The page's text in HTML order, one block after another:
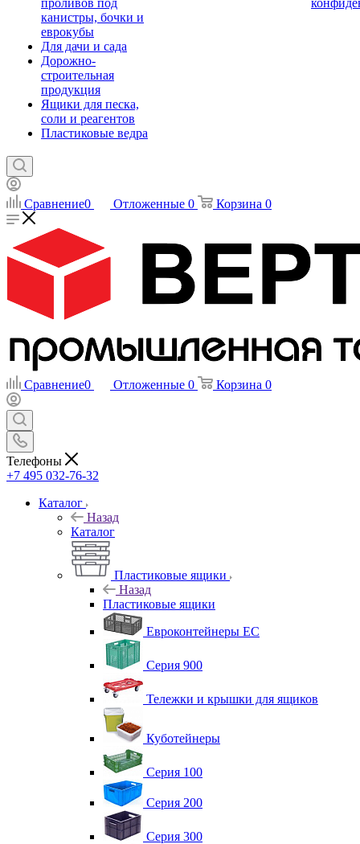
проливов под
канистры, бочки и
еврокубы
Для дачи и сада
Дорожно-
строительная
продукция
Ящики для песка,
соли и реагентов
Пластиковые ведра
Сравнение0 Отложенные 0 Корзина 0
Сравнение0 Отложенные 0 Корзина 0
Телефоны
+7 495 032-76-32
Каталог
Назад
Каталог
Пластиковые ящики
Назад
Пластиковые ящики
Евроконтейнеры ЕС
Серия 900
Тележки и крышки для ящиков
Куботейнеры
Серия 100
Серия 200
Серия 300